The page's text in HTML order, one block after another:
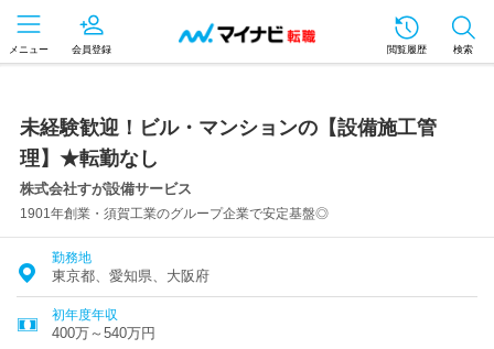
メニュー 会員登録 閲覧履歴 検索
未経験歓迎！ビル・マンションの【設備施工管
理】★転勤なし
株式会社すが設備サービス
1901年創業・須賀工業のグループ企業で安定基盤◎
勤務地
東京都、愛知県、大阪府
初年度年収
400万～540万円